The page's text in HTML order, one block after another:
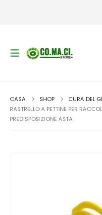
CASA SHOP CURA DEL
RASTRELLO A PETTINE PER
PREDISPOSIZIONE ASTA